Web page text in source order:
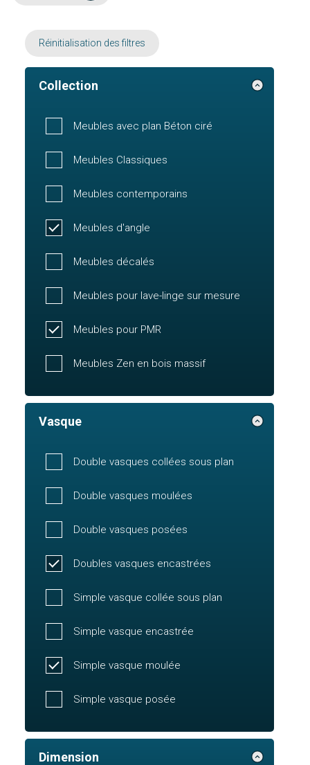
Réinitialisation des filtres
Collection
Meubles avec plan Béton ciré
Meubles Classiques
Meubles contemporains
Meubles d'angle
Meubles décalés
Meubles pour lave-linge sur mesure
Meubles pour PMR
Meubles Zen en bois massif
Vasque
Double vasques collées sous plan
Double vasques moulées
Double vasques posées
Doubles vasques encastrées
Simple vasque collée sous plan
Simple vasque encastrée
Simple vasque moulée
Simple vasque posée
Dimension